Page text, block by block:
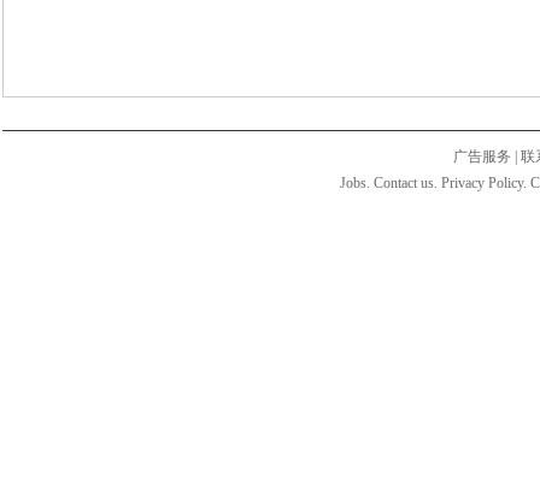
广告服务
联
Jobs. Contact us. Privacy Policy.